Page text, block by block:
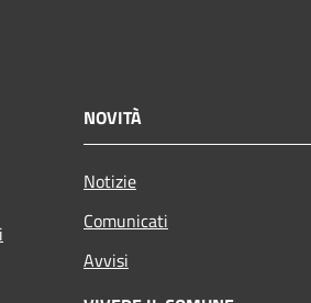
NOVITÀ
Notizie
Comunicati
Avvisi